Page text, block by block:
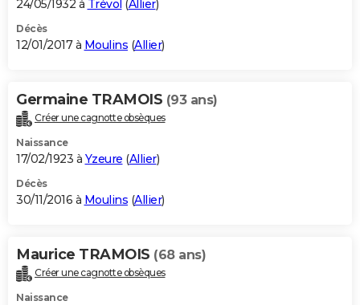
24/05/1932 à Trévol (Allier)
Décès
12/01/2017 à Moulins (Allier)
Germaine TRAMOIS (93 ans)
Créer une cagnotte obsèques
Naissance
17/02/1923 à Yzeure (Allier)
Décès
30/11/2016 à Moulins (Allier)
Maurice TRAMOIS (68 ans)
Créer une cagnotte obsèques
Naissance